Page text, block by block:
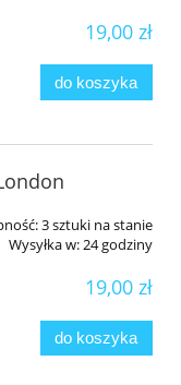
19,00 zł
do koszyka
3 sztuki na stanie
Wysyłka w:24 godziny
19,00 zł
do koszyka